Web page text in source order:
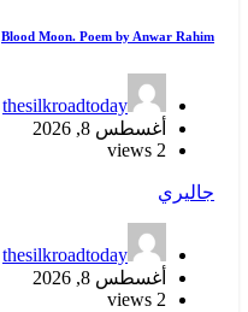
Blood Moon. Poem by Anwar Rahim
thesilkroadtoday
أغسطس 8, 2026
2 views
جاليري
thesilkroadtoday
أغسطس 8, 2026
2 views